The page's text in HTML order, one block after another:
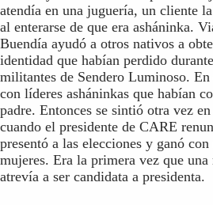
atendía en una juguería, un cliente
al enterarse de que era asháninka.
Buendía ayudó a otros nativos a
identidad que habían perdido
militantes de Sendero Luminoso. En
con líderes asháninkas que habían
padre. Entonces se sintió otra vez
cuando el presidente de CARE
presentó a las elecciones y ganó
mujeres. Era la primera vez que una
atrevía a ser candidata a presidenta.